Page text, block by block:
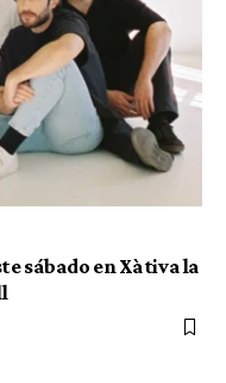
sábado en Xàtiva la